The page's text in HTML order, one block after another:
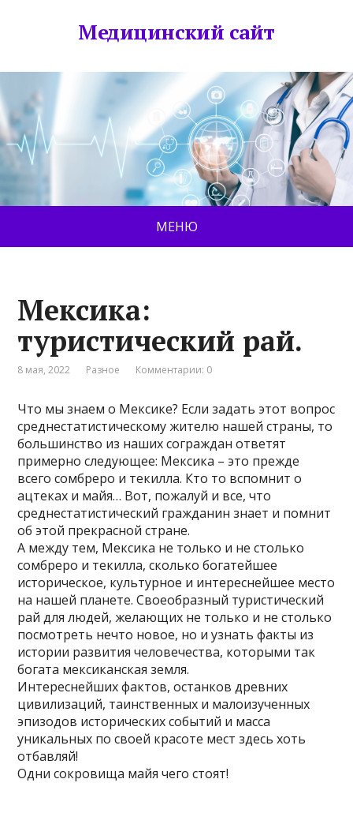
Медицинский сайт
МЕНЮ
Мексика:
туристический рай.
8 мая, 2022 Разное Комментарии: 0
Что мы знаем о Мексике? Если задать этот вопрос
среднестатистическому жителю нашей страны, то
большинство из наших сограждан ответят
примерно следующее: Мексика – это прежде
всего сомбреро и текилла. Кто то вспомнит о
ацтеках и майя… Вот, пожалуй и все, что
среднестатистический гражданин знает и помнит
об этой прекрасной стране.
А между тем, Мексика не только и не столько
сомбреро и текилла, сколько богатейшее
историческое, культурное и интереснейшее место
на нашей планете. Своеобразный туристический
рай для людей, желающих не только и не столько
посмотреть нечто новое, но и узнать факты из
истории развития человечества, которыми так
богата мексиканская земля.
Интереснейших фактов, останков древних
цивилизаций, таинственных и малоизученных
эпизодов исторических событий и масса
уникальных по своей красоте мест здесь хоть
отбавляй!
Одни сокровища майя чего стоят!